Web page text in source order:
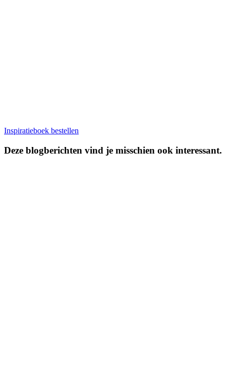
Inspiratieboek bestellen
Deze blogberichten vind je misschien ook interessant.